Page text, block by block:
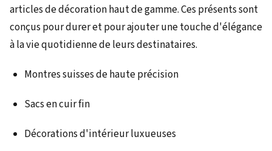
articles de décoration haut de gamme. Ces présents sont
conçus pour durer et pour ajouter une touche d'élégance
à la vie quotidienne de leurs destinataires.
Montres suisses de haute précision
Sacs en cuir fin
Décorations d'intérieur luxueuses